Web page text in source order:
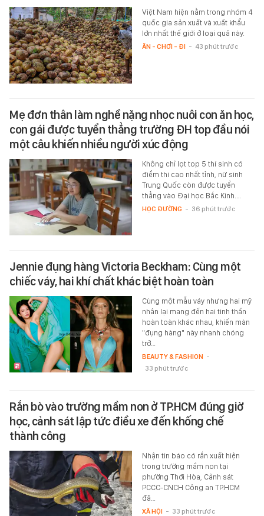
Việt Nam hiện nằm trong nhóm 4
quốc gia sản xuất và xuất khẩu
lớn nhất thế giới ở loại quả này.
ĂN - CHƠI - ĐI - 43 phút trước
Mẹ đơn thân làm nghề nặng nhọc nuôi con ăn học,
con gái được tuyển thẳng trường ĐH top đầu nói
một câu khiến nhiều người xúc động
Không chỉ lọt top 5 thí sinh có
điểm thi cao nhất tỉnh, nữ sinh
Trung Quốc còn được tuyển
thẳng vào Đại học Bắc Kinh.…
HỌC ĐƯỜNG - 36 phút trước
Jennie đụng hàng Victoria Beckham: Cùng một
chiếc váy, hai khí chất khác biệt hoàn toàn
Cùng một mẫu váy nhưng hai mỹ
nhân lại mang đến hai tinh thần
hoàn toàn khác nhau, khiến màn
"đụng hàng" này nhanh chóng
trở…
BEAUTY & FASHION -
33 phút trước
Rắn bò vào trường mầm non ở TP.HCM đúng giờ
học, cảnh sát lập tức điều xe đến khống chế
thành công
Nhận tin báo có rắn xuất hiện
trong trường mầm non tại
phường Thới Hòa, Cảnh sát
PCCC-CNCH Công an TP.HCM
đã…
XÃ HỘI - 33 phút trước